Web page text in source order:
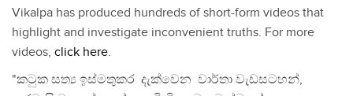
Vikalpa has produced hundreds of short-form videos that
highlight and investigate inconvenient truths. For more
videos, click here.
"කටුක සත්‍ය ඉස්මතුකර දැක්වෙන වාර්තා වැඩසටහන්,